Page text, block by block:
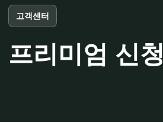
고객센터
프리미엄 신청